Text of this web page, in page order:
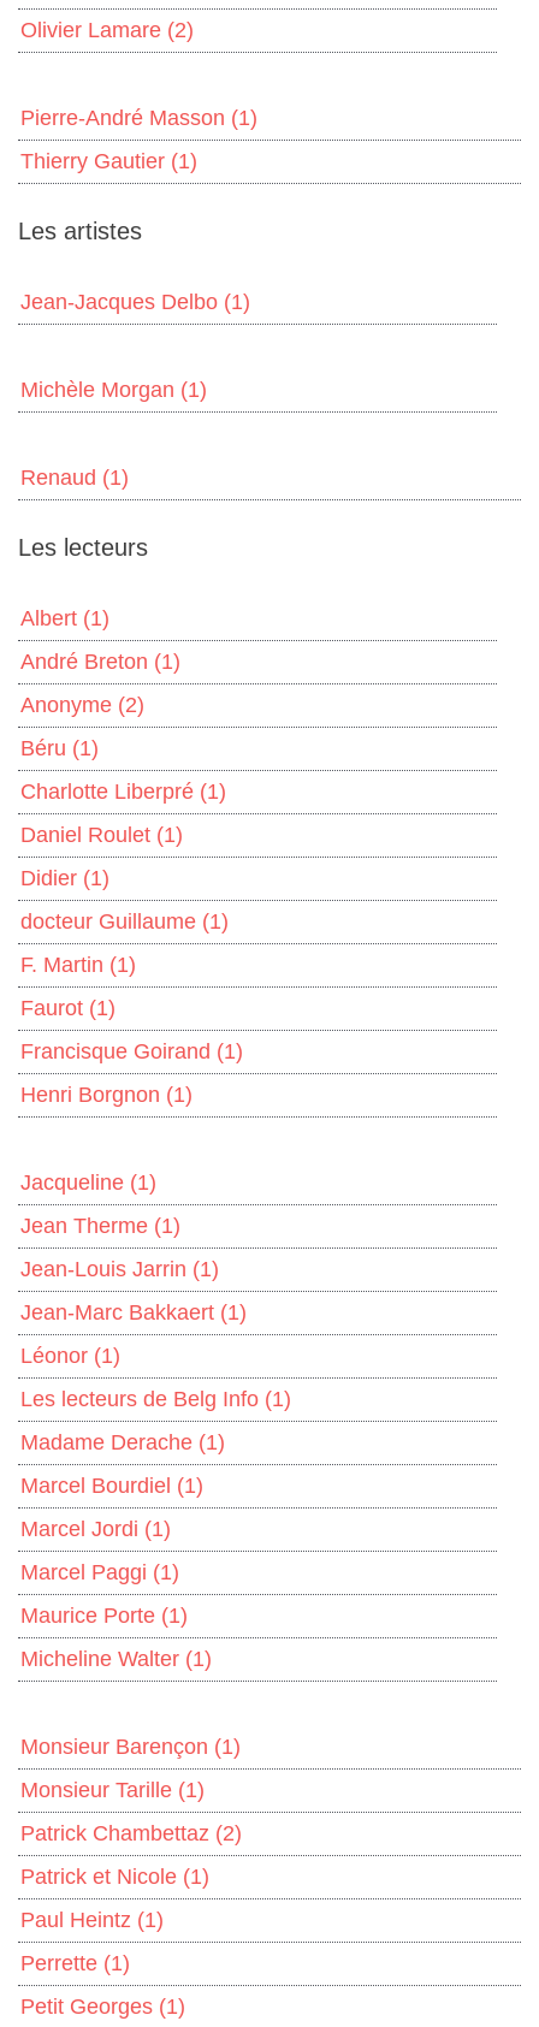
Olivier Lamare (2)
Pierre-André Masson (1)
Thierry Gautier (1)
Les artistes
Jean-Jacques Delbo (1)
Michèle Morgan (1)
Renaud (1)
Les lecteurs
Albert (1)
André Breton (1)
Anonyme (2)
Béru (1)
Charlotte Liberpré (1)
Daniel Roulet (1)
Didier (1)
docteur Guillaume (1)
F. Martin (1)
Faurot (1)
Francisque Goirand (1)
Henri Borgnon (1)
Jacqueline (1)
Jean Therme (1)
Jean-Louis Jarrin (1)
Jean-Marc Bakkaert (1)
Léonor (1)
Les lecteurs de Belg Info (1)
Madame Derache (1)
Marcel Bourdiel (1)
Marcel Jordi (1)
Marcel Paggi (1)
Maurice Porte (1)
Micheline Walter (1)
Monsieur Barençon (1)
Monsieur Tarille (1)
Patrick Chambettaz (2)
Patrick et Nicole (1)
Paul Heintz (1)
Perrette (1)
Petit Georges (1)